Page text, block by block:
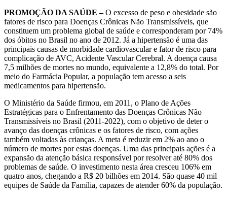
PROMOÇÃO DA SAÚDE –O excesso de peso e obesidade são
fatores de risco para Doenças Crônicas Não Transmissíveis, que
constituem um problema global de saúde e corresponderam por 74%
dos óbitos no Brasil no ano de 2012. Já a hipertensão é uma das
principais causas de morbidade cardiovascular e fator de risco para
complicação de AVC, Acidente Vascular Cerebral. A doença causa
7,5 milhões de mortes no mundo, equivalente a 12,8% do total. Por
meio do Farmácia Popular, a população tem acesso a seis
medicamentos para hipertensão.
O Ministério da Saúde firmou, em 2011, o Plano de Ações
Estratégicas para o Enfrentamento das Doenças Crônicas Não
Transmissíveis no Brasil (2011-2022), com o objetivo de deter o
avanço das doenças crônicas e os fatores de risco, com ações
também voltadas às crianças. A meta é reduzir em 2% ao ano o
número de mortes por estas doenças. Uma das principais ações é a
expansão da atenção básica responsável por resolver até 80% dos
problemas de saúde. O investimento nesta área cresceu 106% em
quatro anos, chegando a R$ 20 bilhões em 2014. São quase 40 mil
equipes de Saúde da Família, capazes de atender 60% da população.